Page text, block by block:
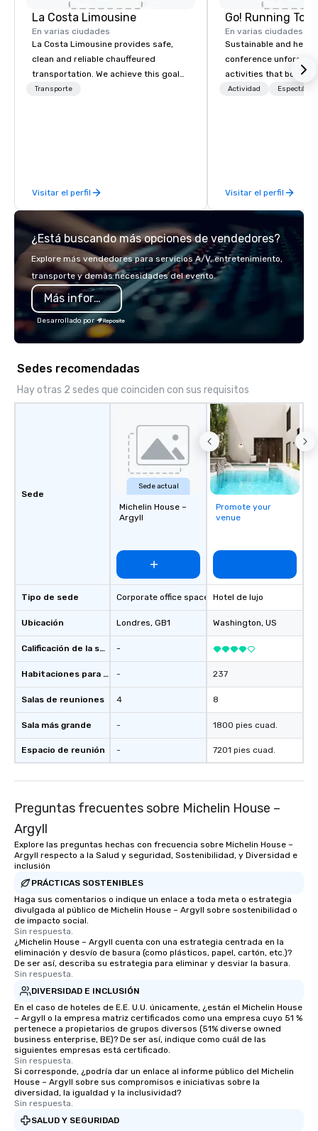
La Costa Limousine
En varias ciudades
La Costa Limousine provides safe,
clean and reliable chauffeured
transportation. We achieve this goal
with highly trained chauffeurs, the
late model luxury vehicles to the
highly experienced and professional
team of chauffeurs and support staff;
you will know quality when you travel
with La Costa Limousine.
Transporte
Visitar el perfil
Go! Running
En varias ciudades
Sustainable and
conference
activities that boost
lower carbon
Actividad
Visitar el perfil
¿Está buscando más opciones de vendedores?
Explore más vendedores para servicios A/V, entretenimiento,
transporte y demás necesidades del evento.
Más información
Desarrollado por
Sedes recomendadas
Hay otras 2 sedes que coinciden con sus requisitos
Sede
Tipo de sede
Ubicación
Calificación de la sede
Habitaciones para huéspedes
Salas de reuniones
Sala más grande
Espacio de reunión
Sede actual
Michelin House –
Argyll
Corporate office space
Londres, GB1
-
-
4
-
-
Promote your
venue
Hotel de lujo
Washington, US
237
8
1800 pies cuad.
7201 pies cuad.
Preguntas frecuentes sobre Michelin House –
Argyll
Explore las preguntas hechas con frecuencia sobre Michelin House –
Argyll respecto a la Salud y seguridad, Sostenibilidad, y Diversidad e
inclusión
PRÁCTICAS SOSTENIBLES
Haga sus comentarios o indique un enlace a toda meta o estrategia
divulgada al público de Michelin House – Argyll sobre sostenibilidad o
de impacto social.
Sin respuesta.
¿Michelin House – Argyll cuenta con una estrategia centrada en la
eliminación y desvío de basura (como plásticos, papel, cartón, etc.)?
De ser así, describa su estrategia para eliminar y desviar la basura.
Sin respuesta.
DIVERSIDAD E INCLUSIÓN
En el caso de hoteles de E.E. U.U. únicamente, ¿están el Michelin House
– Argyll o la empresa matriz certificados como una empresa cuyo 51 %
pertenece a propietarios de grupos diversos (51% diverse owned
business enterprise, BE)? De ser así, indique como cuál de las
siguientes empresas está certificado.
Sin respuesta.
Si corresponde, ¿podría dar un enlace al informe público del Michelin
House – Argyll sobre sus compromisos e iniciativas sobre la
diversidad, la igualdad y la inclusividad?
Sin respuesta.
SALUD Y SEGURIDAD